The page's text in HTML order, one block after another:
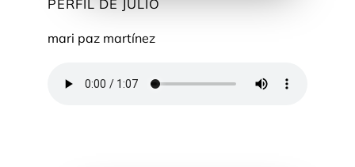
PERFIL DE JULIO
mari paz martínez